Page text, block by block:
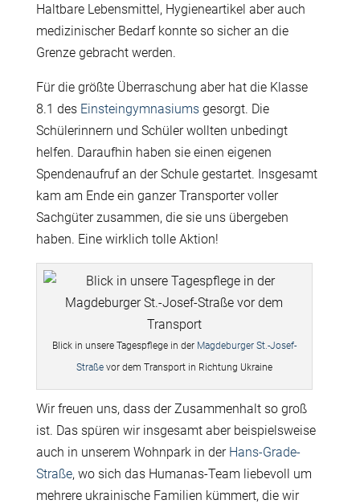
Haltbare Lebensmittel, Hygieneartikel aber auch
medizinischer Bedarf konnte so sicher an die
Grenze gebracht werden.
Für die größte Überraschung aber hat die Klasse
8.1 des Einsteingymnasiumsgesorgt. Die
Schülerinnern und Schüler wollten unbedingt
helfen. Daraufhin haben sie einen eigenen
Spendenaufruf an der Schule gestartet. Insgesamt
kam am Ende ein ganzer Transporter voller
Sachgüter zusammen, die sie uns übergeben
haben. Eine wirklich tolle Aktion!
Blick in unsere Tagespflege in der Magdeburger St.-Josef-
Straßevor dem Transport in Richtung Ukraine
Wir freuen uns, dass der Zusammenhalt so groß
ist. Das spüren wir insgesamt aber beispielsweise
auch in unserem Wohnpark in der Hans-Grade-
Straße, wo sich das Humanas-Team liebevoll um
mehrere ukrainische Familien kümmert, die wir